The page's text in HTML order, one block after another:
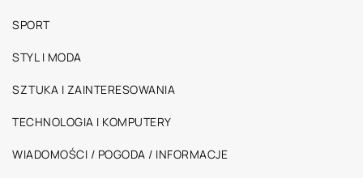
SPORT
STYL I MODA
SZTUKA I ZAINTERESOWANIA
TECHNOLOGIA I KOMPUTERY
WIADOMOŚCI / POGODA / INFORMACJE